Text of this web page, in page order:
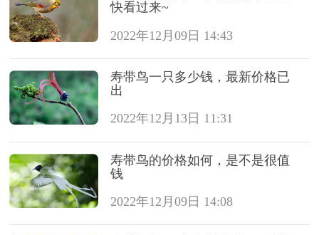
快看过来~
2022年12月09日 14:43
寿带鸟一只多少钱，最新价格已
出
2022年12月13日 11:31
寿带鸟的价格如何，是不是很值
钱
2022年12月09日 14:08